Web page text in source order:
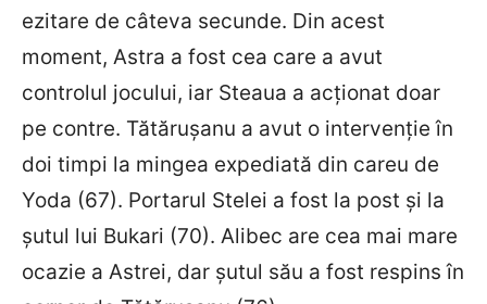
ezitare de câteva secunde. Din acest
moment, Astra a fost cea care a avut
controlul jocului, iar Steaua a acționat doar
pe contre. Tătărușanu a avut o intervenție în
doi timpi la mingea expediată din careu de
Yoda (67). Portarul Stelei a fost la post și la
șutul lui Bukari (70). Alibec are cea mai mare
ocazie a Astrei, dar șutul său a fost respins în